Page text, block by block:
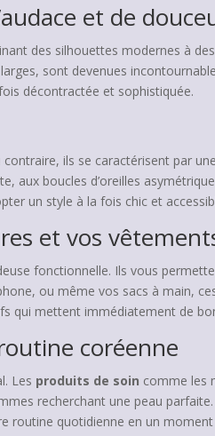
et de
des silhouettes modernes à
sont devenues
décontractée et sophistiquée.
ils se caractérisent par
aux boucles d’oreilles
un style à la fois chic et
et vos
fonctionnelle. Ils vous
ou même vos sacs à main,
qui mettent immédiatement de
coréenne
Les produits de soin comme les
recherchant une peau
quotidienne en un